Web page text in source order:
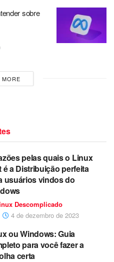
sobre
MORE
pelas quais o Linux
é a Distribuição perfeita
usuários vindos do
Descomplicado
4 de dezembro de 2023
ou Windows: Guia
para você fazer a
certa